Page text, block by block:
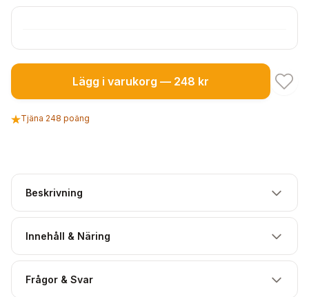
Lägg i varukorg — 248 kr
Tjäna 248 poäng
Beskrivning
Innehåll & Näring
Frågor & Svar